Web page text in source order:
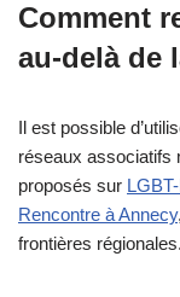
Comment
au-delà de
Il est possible
réseaux associatifs
proposés sur
Rencontre à Annecy
frontières régionales.